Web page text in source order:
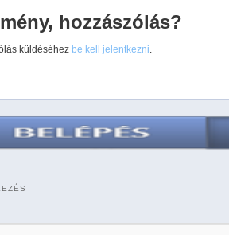
hozzászólás?
küldéséhez be kell jelentkezni.